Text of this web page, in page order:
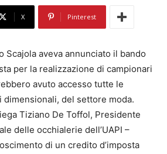
X Pinterest
Scajola aveva annunciato il bando
per la realizzazione di campionari
avuto accesso tutte le
dimensionali, del settore moda.
Tiziano De Toffol, Presidente
delle occhialerie dell’UAPI –
di un credito d’imposta